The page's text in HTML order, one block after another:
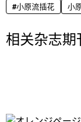
小原流插花 小
相关杂志期